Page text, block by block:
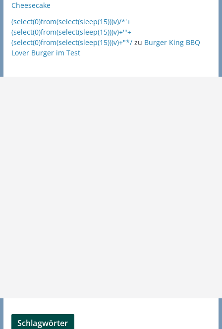
Cheesecake
(select(0)from(select(sleep(15)))v)/*'+
(select(0)from(select(sleep(15)))v)+'"+
(select(0)from(select(sleep(15)))v)+"*/zu Burger King BBQ
Lover Burger im Test
Schlagwörter